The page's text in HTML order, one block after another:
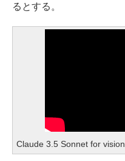
るとする。
Claude 3.5 Sonnet for vision